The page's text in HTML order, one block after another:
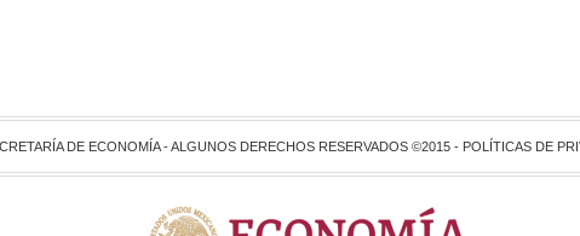
DE ECONOMÍA - ALGUNOS DERECHOS RESERVADOS ©2015 - POLÍTICAS DE